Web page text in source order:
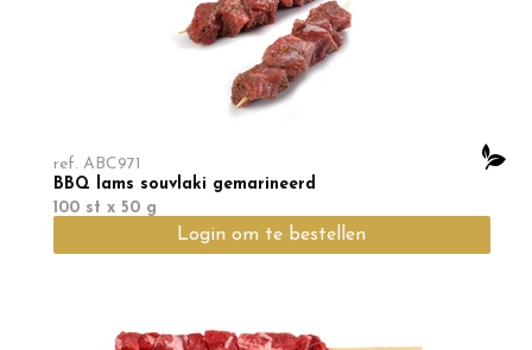
ref. ABC971
BBQ lams souvlaki gemarineerd
100 st x 50 g
Login om te bestellen